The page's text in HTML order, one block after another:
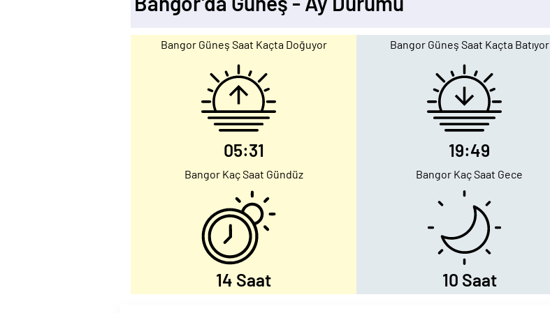
Bangor Güneş Saat Kaçta Doğuyor
05:31
Bangor Güneş Saat Kaçta Batıyor
19:49
Bangor Kaç Saat Gündüz
14 Saat
Bangor Kaç Saat Gece
10 Saat